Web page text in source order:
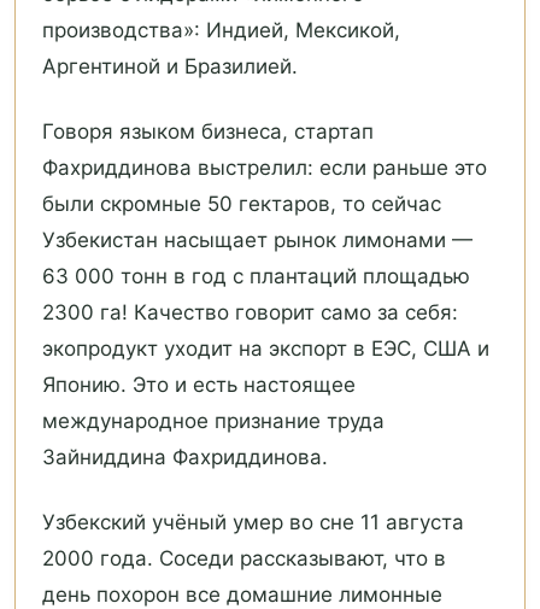
производства»: Индией, Мексикой,
Аргентиной и Бразилией.
Говоря языком бизнеса, стартап
Фахриддинова выстрелил: если раньше это
были скромные 50 гектаров, то сейчас
Узбекистан насыщает рынок лимонами —
63 000 тонн в год с плантаций площадью
2300 га! Качество говорит само за себя:
экопродукт уходит на экспорт в ЕЭС, США и
Японию. Это и есть настоящее
международное признание труда
Зайниддина Фахриддинова.
Узбекский учёный умер во сне 11 августа
2000 года. Соседи рассказывают, что в
день похорон все домашние лимонные